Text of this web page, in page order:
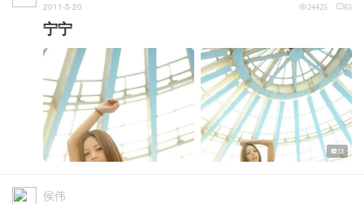
2011-5-20 63
24425
宁宁
12
侯伟